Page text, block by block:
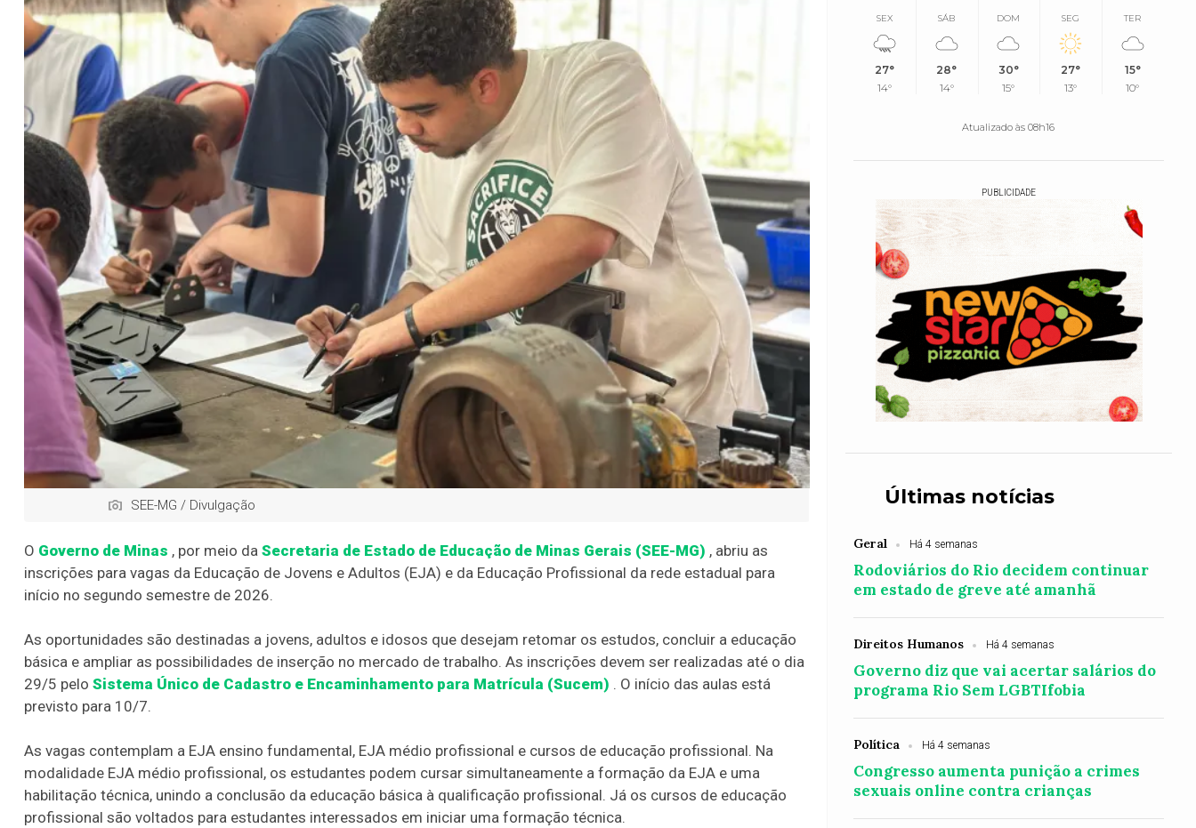
SEE-MG / Divulgação
O Governo de Minas , por meio da Secretaria de Estado de Educação de Minas Gerais (SEE-MG) , abriu as
inscrições para vagas da Educação de Jovens e Adultos (EJA) e da Educação Profissional da rede estadual para
início no segundo semestre de 2026.
As oportunidades são destinadas a jovens, adultos e idosos que desejam retomar os estudos, concluir a educação
básica e ampliar as possibilidades de inserção no mercado de trabalho. As inscrições devem ser realizadas até o dia
29/5 pelo Sistema Único de Cadastro e Encaminhamento para Matrícula (Sucem) . O início das aulas está
previsto para 10/7.
As vagas contemplam a EJA ensino fundamental, EJA médio profissional e cursos de educação profissional. Na
modalidade EJA médio profissional, os estudantes podem cursar simultaneamente a formação da EJA e uma
habilitação técnica, unindo a conclusão da educação básica à qualificação profissional. Já os cursos de educação
profissional são voltados para estudantes interessados em iniciar uma formação técnica.
SEX
27°
14°
SÁB
28°
14°
DOM
30°
15°
SEG
27°
13°
TER
15°
10°
Atualizado às 08h16
PUBLICIDADE
Últimas notícias
Geral Há 4 semanas
Rodoviários do Rio decidem continuar
em estado de greve até amanhã
Direitos Humanos Há 4 semanas
Governo diz que vai acertar salários do
programa Rio Sem LGBTIfobia
Política Há 4 semanas
Congresso aumenta punição a crimes
sexuais online contra crianças